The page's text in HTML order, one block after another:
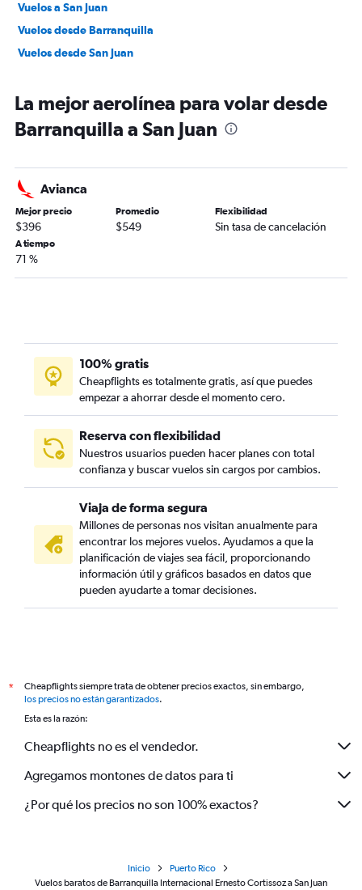
Vuelos a San Juan
Vuelos desde Barranquilla
Vuelos desde San Juan
La mejor aerolínea para volar desde
Barranquilla a San Juan
Avianca
Mejor precio
$396
Promedio
$549
Flexibilidad
Sin tasa de cancelación
A tiempo
71 %
100% gratis
Cheapflights es totalmente gratis, así que puedes
empezar a ahorrar desde el momento cero.
Reserva con flexibilidad
Nuestros usuarios pueden hacer planes con total
confianza y buscar vuelos sin cargos por cambios.
Viaja de forma segura
Millones de personas nos visitan anualmente para
encontrar los mejores vuelos. Ayudamos a que la
planificación de viajes sea fácil, proporcionando
información útil y gráficos basados en datos que
pueden ayudarte a tomar decisiones.
*
Cheapflights siempre trata de obtener precios exactos, sin embargo,
los precios no están garantizados.
Esta es la razón:
Cheapflights no es el vendedor.
Agregamos montones de datos para ti
¿Por qué los precios no son 100% exactos?
Inicio
Puerto Rico
Vuelos baratos de Barranquilla Internacional Ernesto Cortissoz a San Juan